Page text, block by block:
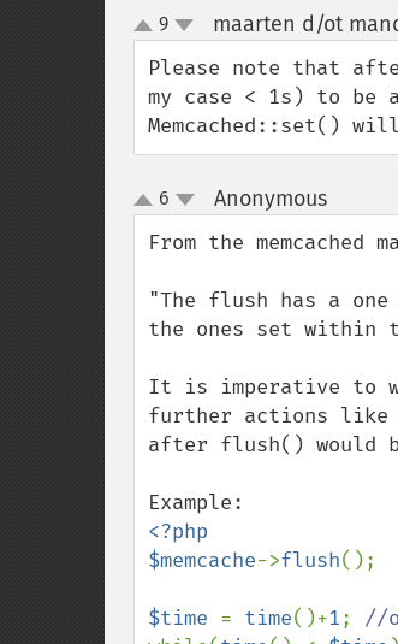
up
down
9 maarten d/ot
Please note that
my case < 1s) to be
Memcached::set()
up
down
6 Anonymous¶
From the
"The flush has a
the ones set within
It is imperative to
further actions like
after flush() would
<?php
$memcache->flush();
$time = time()+1;